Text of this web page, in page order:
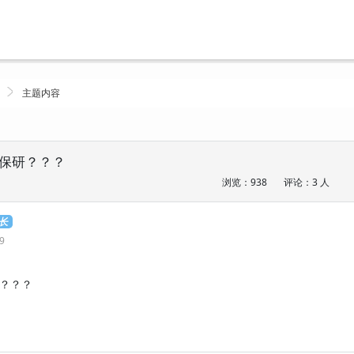
主题内容
研？？？
浏览：938 评论：3 人
？？